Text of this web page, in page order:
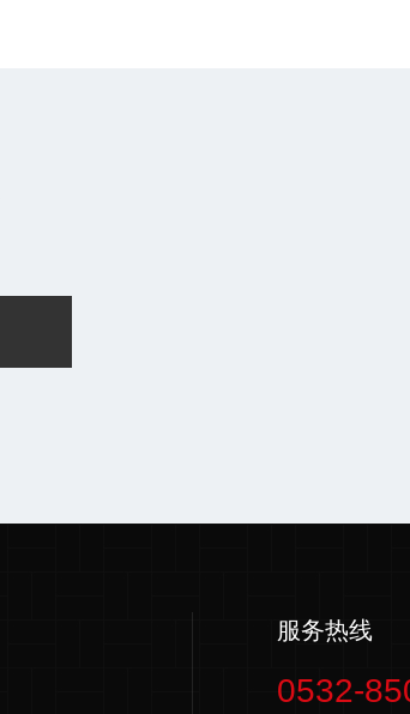
服务热线
0532-